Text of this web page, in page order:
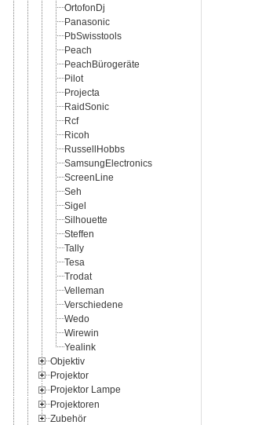
OrtofonDj
Panasonic
PbSwisstools
Peach
PeachBürogeräte
Pilot
Projecta
RaidSonic
Rcf
Ricoh
RussellHobbs
SamsungElectronics
ScreenLine
Seh
Sigel
Silhouette
Steffen
Tally
Tesa
Trodat
Velleman
Verschiedene
Wedo
Wirewin
Yealink
Objektiv
Projektor
Projektor Lampe
Projektoren
Zubehör